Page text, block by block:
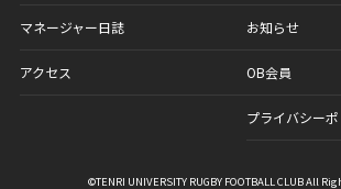
マネージャー日誌 お知らせ
アクセス OB会員
プライバシー
©TENRI UNIVERSITY RUGBY FOOTBALL CLUBAll